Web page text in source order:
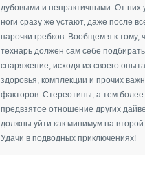
дубовыми и непрактичными. От них
ноги сразу же устают, даже после
парочки гребков. Вообщем я к тому,
технарь должен сам себе подбирать
снаряжение, исходя из своего опыта,
здоровья, комплекции и прочих
факторов. Стереотипы, а тем более
предвзятое отношение других
должны уйти как минимум на второй
Удачи в подводных приключениях!